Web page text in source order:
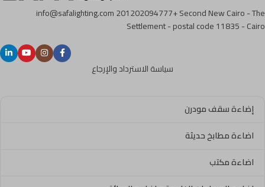
info@safalighting.com201202094777+Second New Cairo - The
Settlement - postal code 11835 - Cairo
سياسة الاسترداد والإرجاع
إضاءة سقف مودرن
اضاءة مطابخ حديثة
اضاءة مكتب